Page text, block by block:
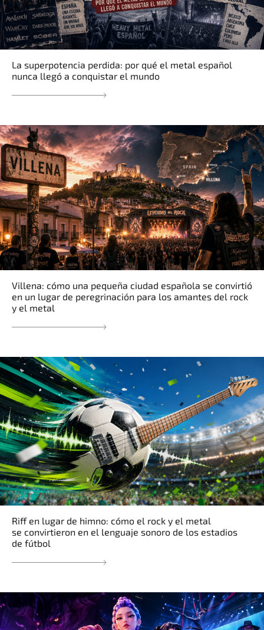
La superpotencia perdida: por qué el metal español
nunca llegó a conquistar el mundo
Villena: cómo una pequeña ciudad española se convirtió
en un lugar de peregrinación para los amantes del rock
y el metal
Riff en lugar de himno: cómo el rock y el metal
se convirtieron en el lenguaje sonoro de los estadios
de fútbol